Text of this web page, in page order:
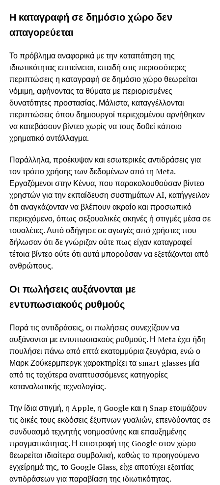
Η καταγραφή σε δημόσιο χώρο δεν
απαγορεύεται
Το πρόβλημα αναφορικά με την καταπάτηση της
ιδιωτικότητας επιτείνεται, επειδή στις περισσότερες
περιπτώσεις η καταγραφή σε δημόσιο χώρο θεωρείται
νόμιμη, αφήνοντας τα θύματα με περιορισμένες
δυνατότητες προστασίας. Μάλιστα, καταγγέλλονται
περιπτώσεις όπου δημιουργοί περιεχομένου αρνήθηκαν
να κατεβάσουν βίντεο χωρίς να τους δοθεί κάποιο
χρηματικό αντάλλαγμα.
Παράλληλα, προέκυψαν και εσωτερικές αντιδράσεις για
τον τρόπο χρήσης των δεδομένων από τη Meta.
Εργαζόμενοι στην Κένυα, που παρακολουθούσαν βίντεο
χρηστών για την εκπαίδευση συστημάτων AI, κατήγγειλαν
ότι αναγκάζονταν να βλέπουν ακραίο και προσωπικό
περιεχόμενο, όπως σεξουαλικές σκηνές ή στιγμές μέσα σε
τουαλέτες. Αυτό οδήγησε σε αγωγές από χρήστες που
δήλωσαν ότι δε γνώριζαν ούτε πως είχαν καταγραφεί
τέτοια βίντεο ούτε ότι αυτά μπορούσαν να εξετάζονται από
ανθρώπους.
Οι πωλήσεις αυξάνονται με
εντυπωσιακούς ρυθμούς
Παρά τις αντιδράσεις, οι πωλήσεις συνεχίζουν να
αυξάνονται με εντυπωσιακούς ρυθμούς. Η Meta έχει ήδη
πουλήσει πάνω από επτά εκατομμύρια ζευγάρια, ενώ ο
Μαρκ Ζούκερμπεργκ χαρακτηρίζει τα smart glasses μία
από τις ταχύτερα αναπτυσσόμενες κατηγορίες
καταναλωτικής τεχνολογίας.
Την ίδια στιγμή, η Apple, η Google και η Snap ετοιμάζουν
τις δικές τους εκδόσεις έξυπνων γυαλιών, επενδύοντας σε
συνδυασμό τεχνητής νοημοσύνης και επαυξημένης
πραγματικότητας. Η επιστροφή της Google στον χώρο
θεωρείται ιδιαίτερα συμβολική, καθώς το προηγούμενο
εγχείρημά της, το Google Glass, είχε αποτύχει εξαιτίας
αντιδράσεων για παραβίαση της ιδιωτικότητας.